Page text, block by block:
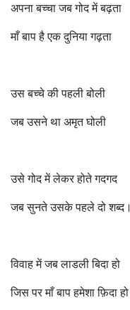
अपना बच्चा जब गोद में बढ़ता
माँ बाप है एक दुनिया गढ़ता
उस बच्चे की पहली बोली
जब उसने था अमृत घोली
उसे गोद में लेकर होते गदगद
जब सुनते उसके पहले दो शब्द।
विवाह में जब लाडली बिदा हो
जिस पर माँ बाप हमेशा फ़िदा हो